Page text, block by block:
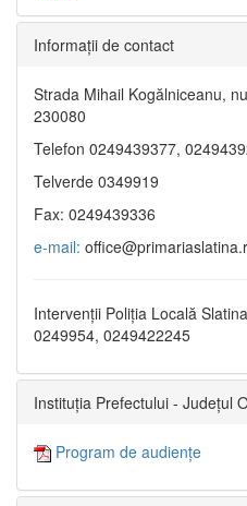
Informaţii de contact
Strada Mihail Kogălniceanu,
230080
Telefon 0249439377,
Telverde 0349919
Fax: 0249439336
e-mail:
Intervenții Poliția Locală Slatina
0249954, 0249422245
Instituția Prefectului - Județul
Program de audiențe